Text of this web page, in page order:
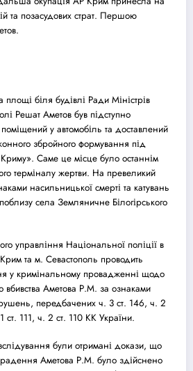
та позасудових страт. Першою
біля будівлі Ради Міністрів
Решат Аметов був підступно
у автомобіль та доставлений
збройного формування під
Саме це місце було останнім
терміналу жертви. На превеликий
насильницької смерті та катувань
села Земляничне Білогірського
управління Національної поліції в
та м. Севастополь проводить
у кримінальному провадженні щодо
вбивства Аметова Р.М. за ознаками
передбачених ч. 3 ст. 146, ч. 2
111, ч. 2 ст. 110 КК України.
були отримані докази, що
Аметова Р.М. було здійснено